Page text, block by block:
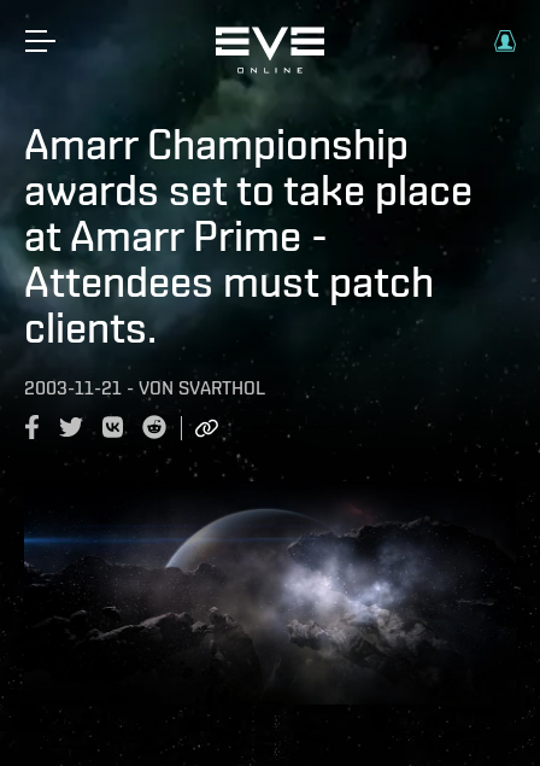
Amarr Championship
awards set to take place
at Amarr Prime -
Attendees must patch
clients.
2003-11-21 - VON SVARTHOL